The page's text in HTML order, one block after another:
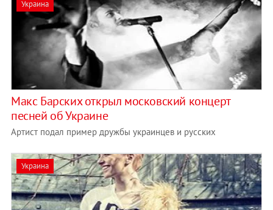
Украина
Макс Барских открыл московский концерт
песней об Украине
Артист подал пример дружбы украинцев и русских
Украина